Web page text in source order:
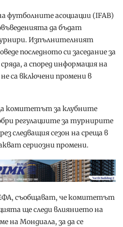
футболните асоциации (IFAB)
да бъдат
Изпълнителният
последното си заседание за
а според информация на
са включени промени в
комитетът за клубните
регулациите за турнирите
следващия сезон на среща в
сериозни промени.
съобщават, че комитетът
ще следи влиянието на
на Мондиала, за да се